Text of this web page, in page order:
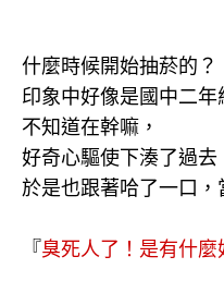
什麼時候開始抽菸的？
印象中好像是國中二
不知道在幹嘛，
好奇心驅使下湊了過去
於是也跟著哈了一口，
『臭死人了！是有什麼